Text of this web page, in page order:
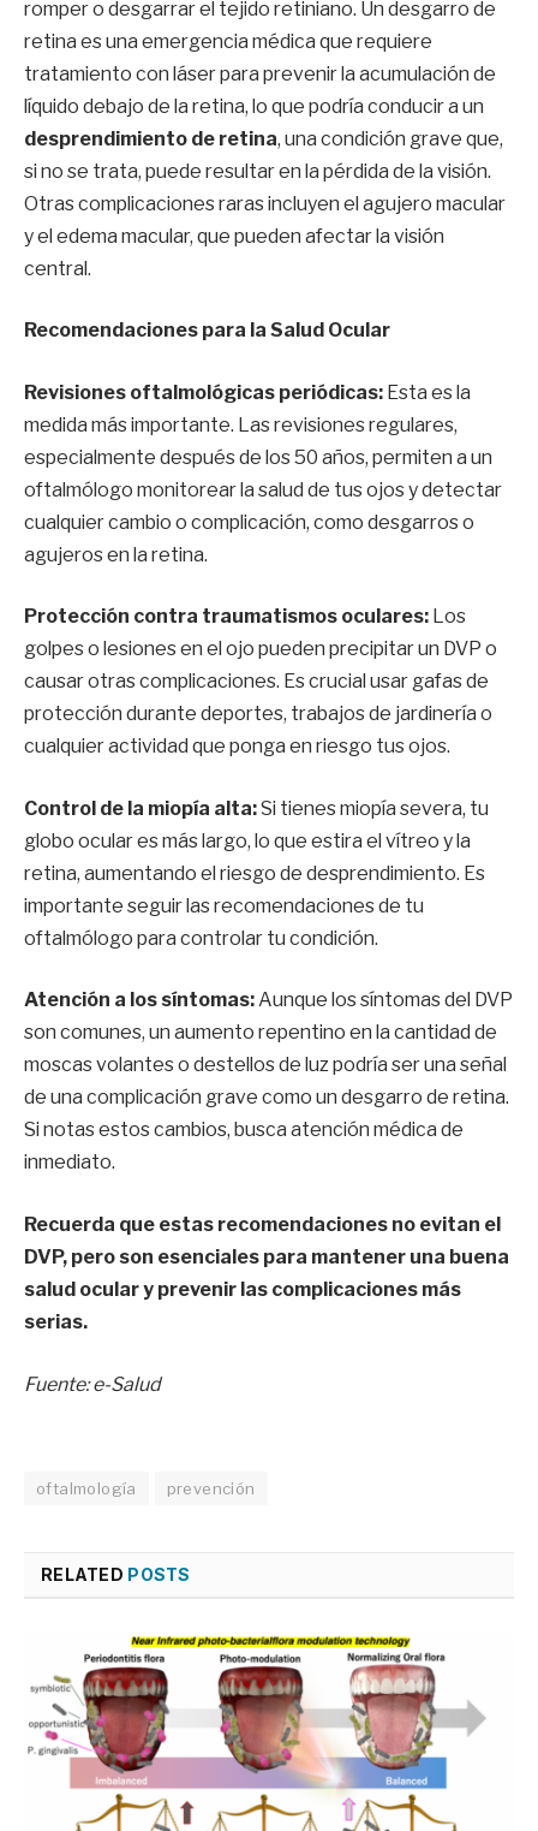
romper o desgarrar el tejido retiniano. Un desgarro de
retina es una emergencia médica que requiere
tratamiento con láser para prevenir la acumulación de
líquido debajo de la retina, lo que podría conducir a un
desprendimiento de retina, una condición grave que,
si no se trata, puede resultar en la pérdida de la visión.
Otras complicaciones raras incluyen el agujero macular
y el edema macular, que pueden afectar la visión
central.
Recomendaciones para la Salud Ocular
Revisiones oftalmológicas periódicas: Esta es la
medida más importante. Las revisiones regulares,
especialmente después de los 50 años, permiten a un
oftalmólogo monitorear la salud de tus ojos y detectar
cualquier cambio o complicación, como desgarros o
agujeros en la retina.
Protección contra traumatismos oculares: Los
golpes o lesiones en el ojo pueden precipitar un DVP o
causar otras complicaciones. Es crucial usar gafas de
protección durante deportes, trabajos de jardinería o
cualquier actividad que ponga en riesgo tus ojos.
Control de la miopía alta:Si tienes miopía severa, tu
globo ocular es más largo, lo que estira el vítreo y la
retina, aumentando el riesgo de desprendimiento. Es
importante seguir las recomendaciones de tu
oftalmólogo para controlar tu condición.
Atención a los síntomas:Aunque los síntomas del DVP
son comunes, un aumento repentino en la cantidad de
moscas volantes o destellos de luz podría ser una señal
de una complicación grave como un desgarro de retina.
Si notas estos cambios, busca atención médica de
inmediato.
Recuerda que estas recomendaciones no evitan el
DVP, pero son esenciales para mantener una buena
salud ocular y prevenir las complicaciones más
serias.
Fuente: e-Salud
oftalmología prevención
RELATED POSTS